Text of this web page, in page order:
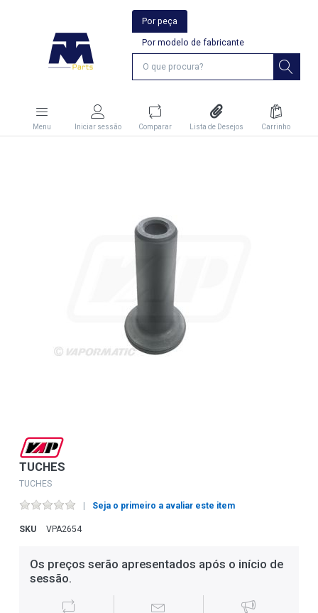
Por peça
Por modelo de fabricante
Menu Iniciar sessão Comparar Lista de Desejos Carrinho
TUCHES
TUCHES
Seja o primeiro a avaliar este item
SKU VPA2654
Os preços serão apresentados após o início de
sessão.